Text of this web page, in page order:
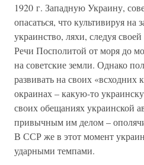
1920 г. Западную Украину,
опасаться, что культивируя на
украинство, ляхи, следуя
Речи Посполитой от моря до
на советские земли. Однако
развивать на своих «всходних
окраинах – какую-то
своих обещаниях украинской
привычным им делом –
В ССР же в этот момент
ударными темпами.